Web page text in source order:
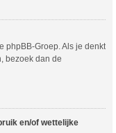
phpBB-Groep. Als je denkt
bezoek dan de
en/of wettelijke